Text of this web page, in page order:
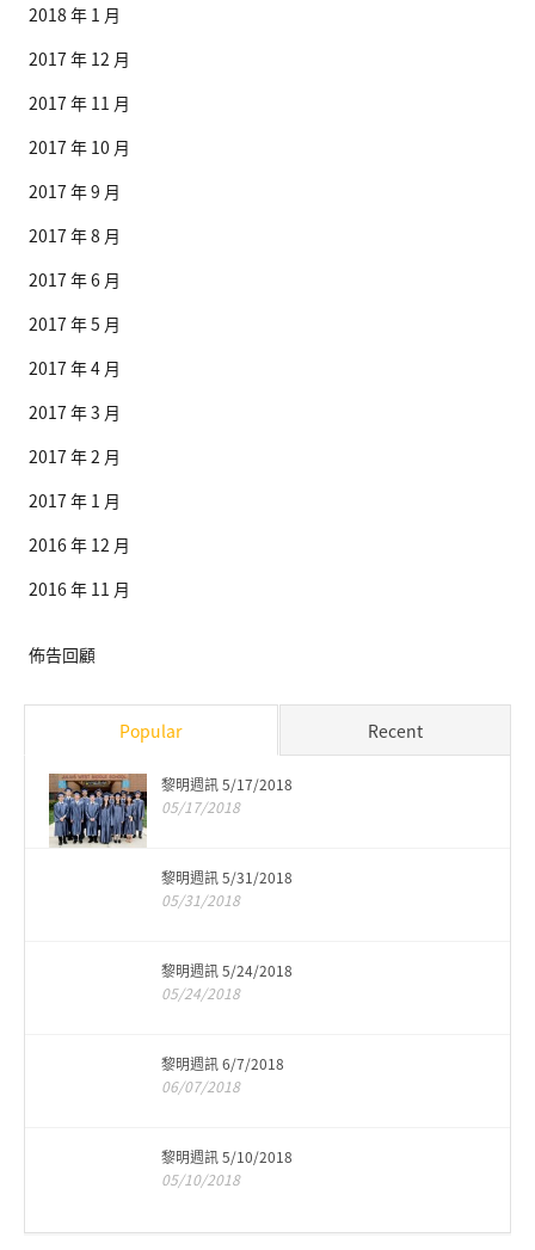
2018 年 1 月
2017 年 12 月
2017 年 11 月
2017 年 10 月
2017 年 9 月
2017 年 8 月
2017 年 6 月
2017 年 5 月
2017 年 4 月
2017 年 3 月
2017 年 2 月
2017 年 1 月
2016 年 12 月
2016 年 11 月
佈告回顧
Popular Recent
黎明週訊 5/17/2018
05/17/2018
黎明週訊 5/31/2018
05/31/2018
黎明週訊 5/24/2018
05/24/2018
黎明週訊 6/7/2018
06/07/2018
黎明週訊 5/10/2018
05/10/2018